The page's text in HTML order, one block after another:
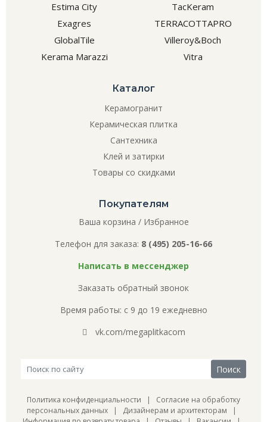
Estima City
Exagres
GlobalTile
Kerama Marazzi
TacKeram
TERRACOTTAPRO
Villeroy&Boch
Vitra
Каталог
Керамогранит
Керамическая плитка
Сантехника
Клей и затирки
Товары со скидками
Покупателям
Ваша корзина / Избранное
Телефон для заказа: 8 (495) 205-16-66
Написать в мессенджер
Заказать обратный звонок
Время работы: с 9 до 19 ежедневно
vk.com/megaplitkacom
Политика конфиденциальности | Согласие на обработку
персональных данных | Дизайнерам и архитекторам |